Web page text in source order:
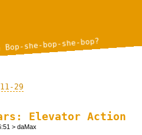
she-bop-she-bop?
29
Elevator Action
> daMax